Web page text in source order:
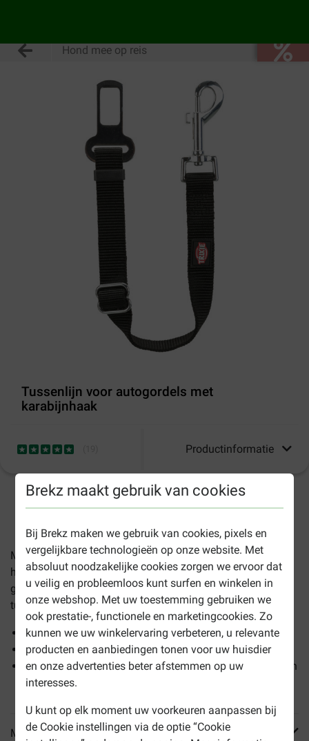
Brekz maakt gebruik van cookies
Bij Brekz maken we gebruik van cookies, pixels en
vergelijkbare technologieën op onze website. Met
absoluut noodzakelijke cookies zorgen we ervoor dat
u veilig en probleemloos kunt surfen en winkelen in
onze webshop. Met uw toestemming gebruiken we
ook prestatie-, functionele en marketingcookies. Zo
kunnen we uw winkelervaring verbeteren, u relevante
producten en aanbiedingen tonen voor uw huisdier
en onze advertenties beter afstemmen op uw
interesses.
U kunt op elk moment uw voorkeuren aanpassen bij
de Cookie instellingen via de optie “Cookie
Hond mee op reis
Tussenlijn voor autogordels met
karabijnhaak
Productinformatie
1-3 werkdagen levertijd, tenzij anders aangegeven
Met dezetussenlijn voor autogordelszet u eenvoudig uw
hond veilig vast in de auto. De ene kant kan in de
gordelhouder en de karabijnhaak kan aan de halsband of
tuig worden geklikt.
Niet geschikt voor Volvo en Ford.
Verstelbaar van 45 tot 70 cm en 25 mm breed
Onmisbaar accessoire om uw hond veilig te vervoeren in
de auto
Meer informatie